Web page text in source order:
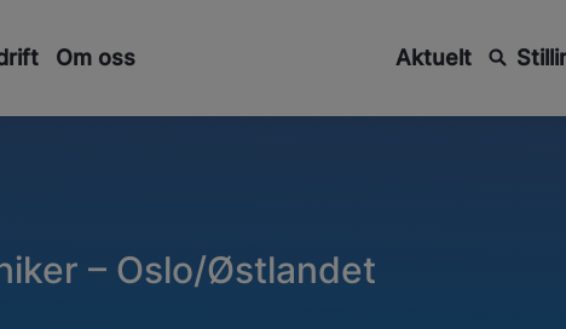
Om oss Aktuelt
– Oslo/Østlandet